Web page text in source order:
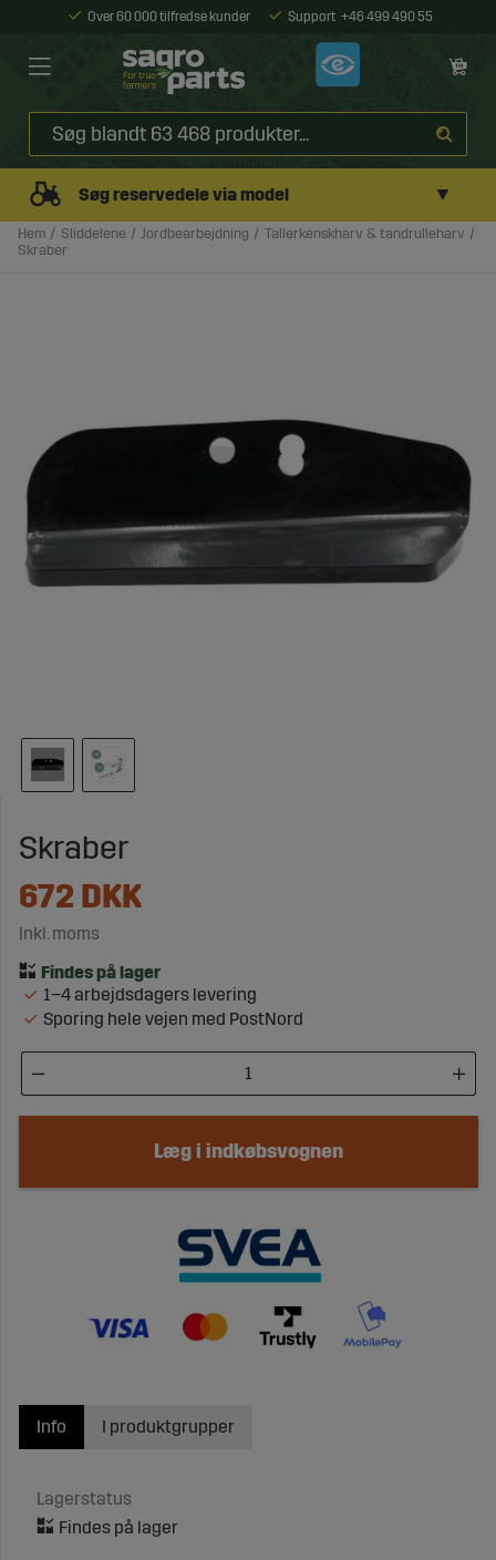
Over 60 000 tilfredse kunder Support +46 499 490 55
Søg reservedele via model ▼
Hem Sliddelene Jordbearbejdning
Tallerkenskharv & tandrulleharv
Skraber
Skraber
672 DKK
Inkl. moms
1–4 arbejdsdagers levering
Sporing hele vejen med PostNord
Læg i indkøbsvognen
Info
Lagerstatus
I produktgrupper